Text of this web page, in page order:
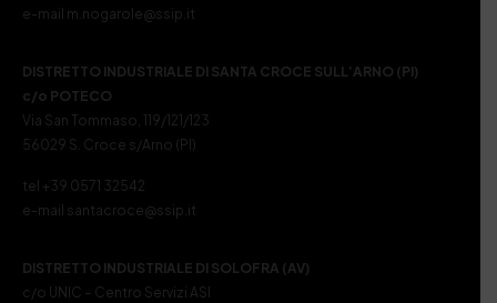
e-mail m.nogarole@ssip.it
DISTRETTO INDUSTRIALE DI SANTA CROCE SULL’ARNO (PI)
c/o POTECO
Via San Tommaso, 119/121/123
56029 S. Croce s/Arno (PI)
tel +39 0571 32542
e-mail santacroce@ssip.it
DISTRETTO INDUSTRIALE DI SOLOFRA (AV)
c/o UNIC – Centro Servizi ASI